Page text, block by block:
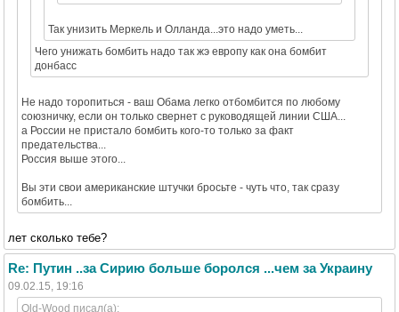
Так унизить Меркель и Олланда...это надо уметь...
Чего унижать бомбить надо так жэ европу как она бомбит
донбасс
Не надо торопиться - ваш Обама легко отбомбится по любому
союзничку, если он только свернет с руководящей линии США...
а России не пристало бомбить кого-то только за факт
предательства...
Россия выше этого...
Вы эти свои американские штучки бросьте - чуть что, так сразу
бомбить...
лет сколько тебе?
Re: Путин ..за Сирию больше боролся ...чем за Украину
09.02.15, 19:16
Old-Wood писал(а):